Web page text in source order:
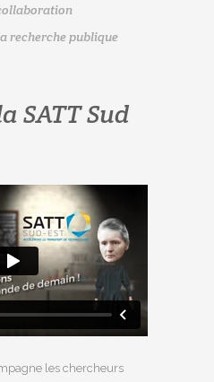
recherche publique
SATT Sud
les chercheurs